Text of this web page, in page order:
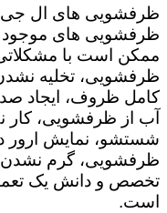
ظرفشویی های ال جی
ظرفشویی های موجود
ممکن است با
ظرفشویی، تخلیه
کامل ظروف، ایجاد
آب از ظرفشویی، کار
شستشو، نمایش ارور
ظرفشویی، گرم نشدن
تخصص و دانش یک
است.